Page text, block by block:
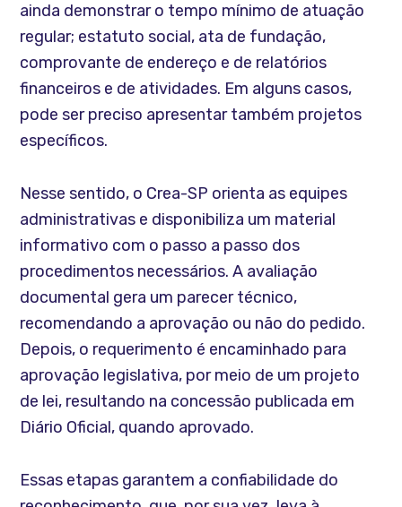
ainda demonstrar o tempo mínimo de atuação
regular; estatuto social, ata de fundação,
comprovante de endereço e de relatórios
financeiros e de atividades. Em alguns casos,
pode ser preciso apresentar também projetos
específicos.
Nesse sentido, o Crea-SP orienta as equipes
administrativas e disponibiliza um material
informativo com o passo a passo dos
procedimentos necessários. A avaliação
documental gera um parecer técnico,
recomendando a aprovação ou não do pedido.
Depois, o requerimento é encaminhado para
aprovação legislativa, por meio de um projeto
de lei, resultando na concessão publicada em
Diário Oficial, quando aprovado.
Essas etapas garantem a confiabilidade do